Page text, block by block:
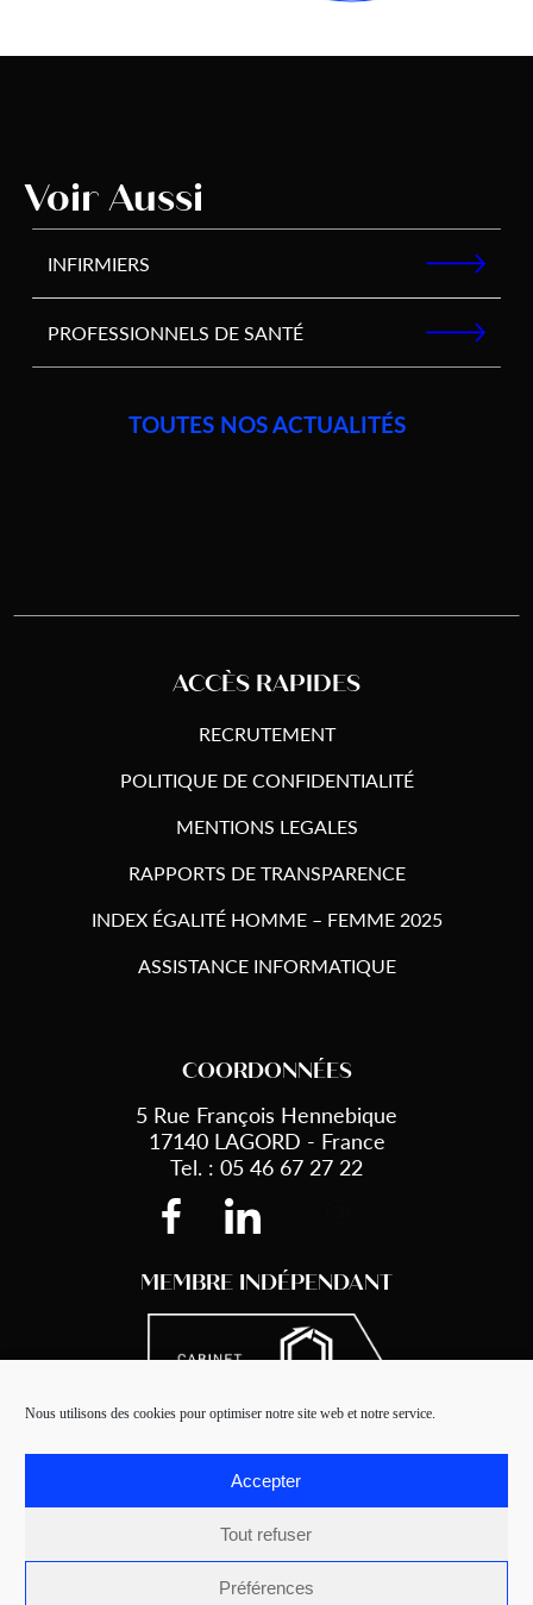
Nous utilisons des cookies pour optimiser notre site web et notre service.
Accepter
Tout refuser
Préférences
Voir Aussi
INFIRMIERS
PROFESSIONNELS DE SANTÉ
TOUTES NOS ACTUALITÉS
ACCÈS RAPIDES
RECRUTEMENT
POLITIQUE DE CONFIDENTIALITÉ
MENTIONS LEGALES
RAPPORTS DE TRANSPARENCE
INDEX ÉGALITÉ HOMME – FEMME 2025
ASSISTANCE INFORMATIQUE
COORDONNÉES
5 Rue François Hennebique
17140 LAGORD - France
Tel. : 05 46 67 27 22
MEMBRE INDÉPENDANT
Steco © 2021 - Made by